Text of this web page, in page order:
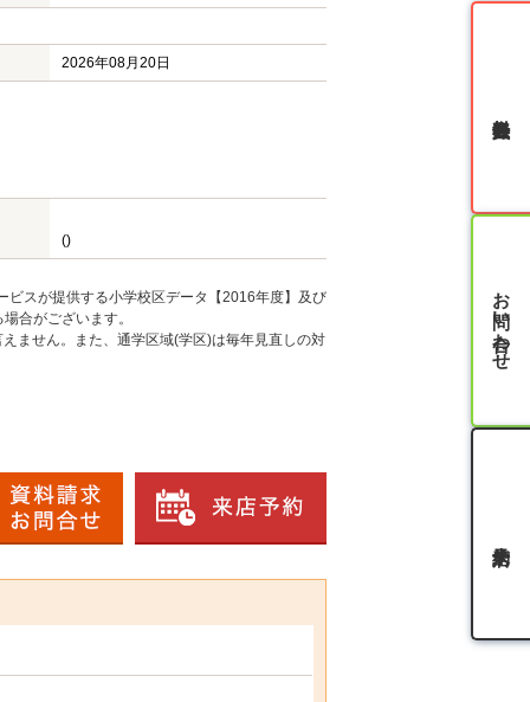
2026年08月20日
()
ビスが提供する小学校区データ【2016年度】及び
合がございます。
ません。また、通学区域(学区)は毎年見直しの対
お問い合わせ